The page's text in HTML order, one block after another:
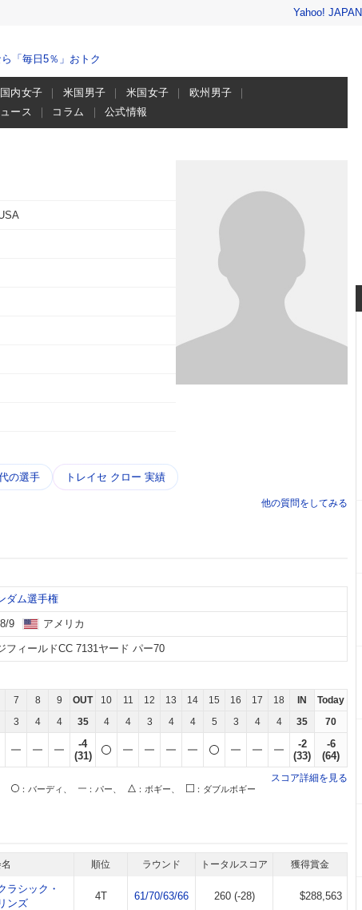
Yahoo! JAPAN
「毎日5％」おトク
国内女子 米国男子 米国女子
欧州男子
ース コラム 公式情報
の選手 トレイセ クロー 実績
他の質問をしてみる
ダム選手権
9 アメリカ
フィールドCC 7131ヤード パー70
7 8 9 OUT 10 11 12 13 14 15 16 17 18 IN
Today
3 4 4 35 4 4 3 4 4 5 3 4 4 35 70
-4
(31)
-2
(33)
-6
(64)
：バーディ、 ：パー、 ：ボギー、 ：ダブルボギー
スコア詳細を見る
順位 ラウンド トータルスコア 獲得賞金
ラシック・
ンズ
4T 61/70/63/66 260 (-28) $288,563